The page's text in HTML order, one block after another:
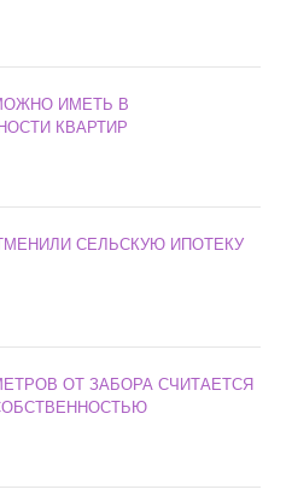
ИМЕТЬ В
КВАРТИР
СЕЛЬСКУЮ ИПОТЕКУ
ОТ ЗАБОРА СЧИТАЕТСЯ